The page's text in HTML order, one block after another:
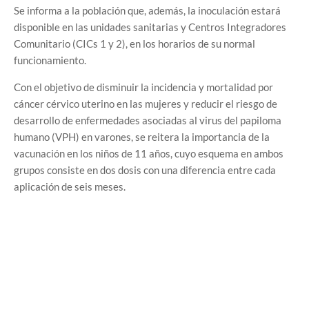
Se informa a la población que, además, la inoculación estará
disponible en las unidades sanitarias y Centros Integradores
Comunitario (CICs 1 y 2), en los horarios de su normal
funcionamiento.
Con el objetivo de disminuir la incidencia y mortalidad por
cáncer cérvico uterino en las mujeres y reducir el riesgo de
desarrollo de enfermedades asociadas al virus del papiloma
humano (VPH) en varones, se reitera la importancia de la
vacunación en los niños de 11 años, cuyo esquema en ambos
grupos consiste en dos dosis con una diferencia entre cada
aplicación de seis meses.